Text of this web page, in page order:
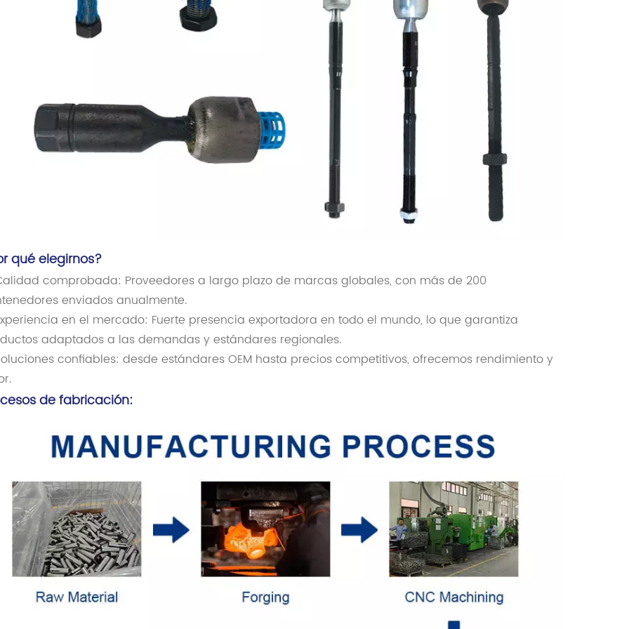
qué elegirnos?
comprobada: Proveedores a largo plazo de marcas globales, con más de 200
enviados anualmente.
en el mercado: Fuerte presencia exportadora en todo el mundo, lo que garantiza
adaptados a las demandas y estándares regionales.
confiables: desde estándares OEM hasta precios competitivos, ofrecemos rendimiento y
de fabricación: